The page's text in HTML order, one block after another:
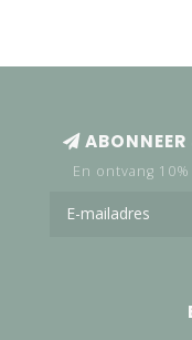
ABONNEER
En ontvang